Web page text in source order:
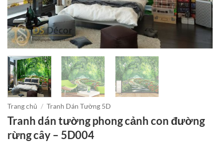
Trang chủ / Tranh Dán Tường 5D
Tranh dán tường phong cảnh con đường
rừng cây – 5D004